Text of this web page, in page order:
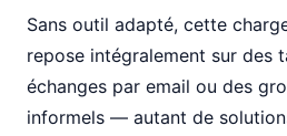
Sans outil adapté, cette
repose intégralement sur des
échanges par email ou des
informels — autant de